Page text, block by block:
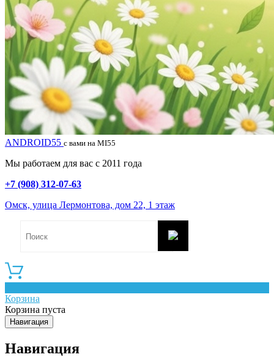
ANDROID55 с вами на MI55
Мы работаем для вас с 2011 года
+7 (908) 312-07-63
Омск, улица Лермонтова, дом 22, 1 этаж
Корзина
Корзина пуста
Навигация
Навигация